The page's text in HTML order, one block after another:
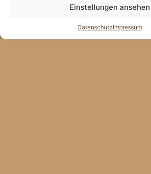
Einstellungen ansehen
DatenschutzImpressum